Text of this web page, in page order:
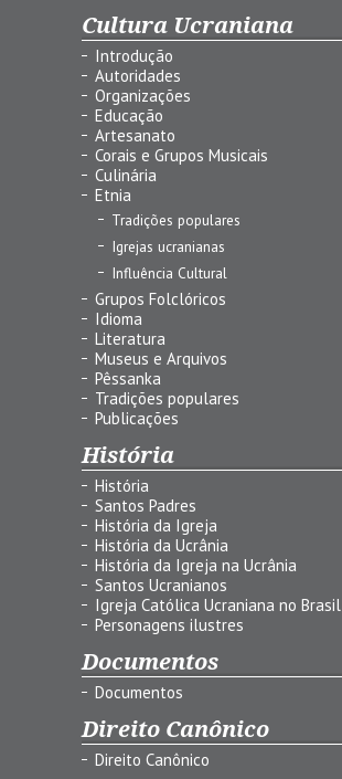
Cultura Ucraniana
Introdução
Autoridades
Organizações
Educação
Artesanato
Corais e Grupos Musicais
Culinária
Etnia
Tradições populares
Igrejas ucranianas
Influência Cultural
Grupos Folclóricos
Idioma
Literatura
Museus e Arquivos
Pêssanka
Tradições populares
Publicações
História
História
Santos Padres
História da Igreja
História da Ucrânia
História da Igreja na Ucrânia
Santos Ucranianos
Igreja Católica Ucraniana no Brasil
Personagens ilustres
Documentos
Documentos
Direito Canônico
Direito Canônico